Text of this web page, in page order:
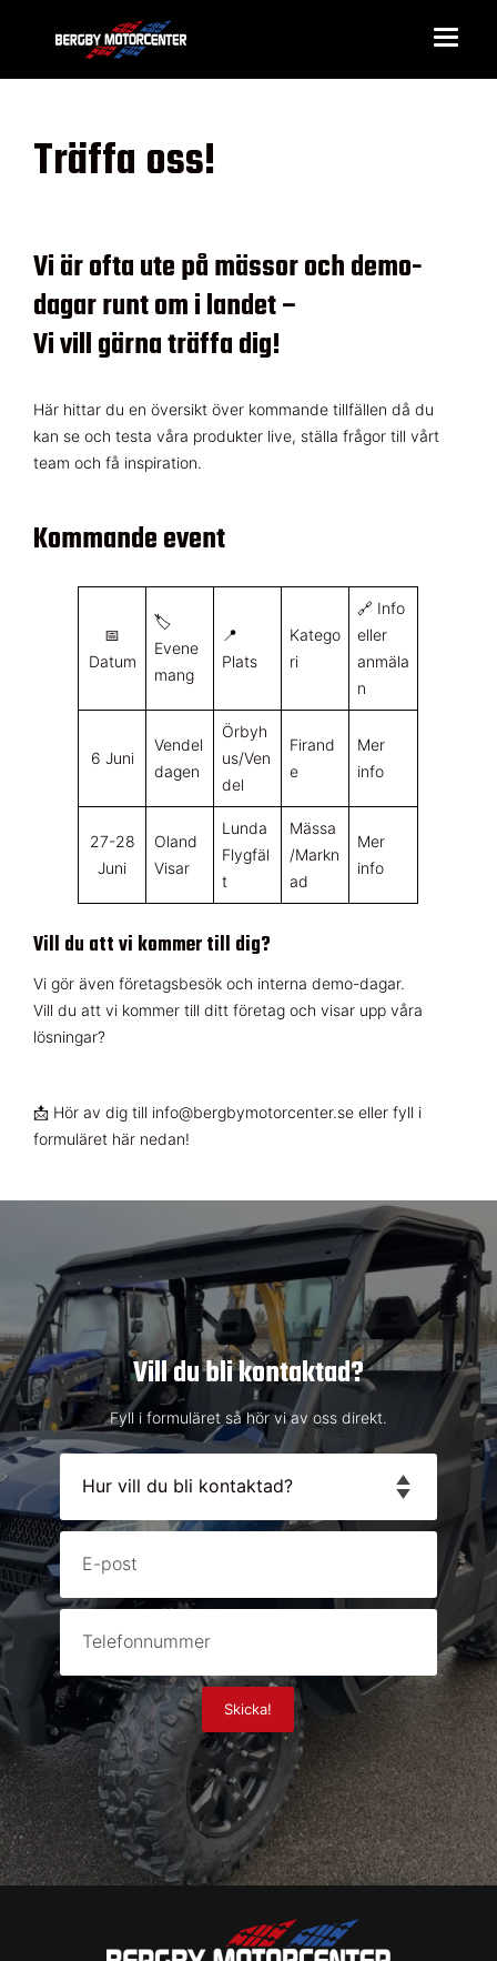
Träffa oss!
Vi är ofta ute på mässor och demo-
dagar runt om i landet –
Vi vill gärna träffa dig!
Här hittar du en översikt över kommande tillfällen då du
kan se och testa våra produkter live, ställa frågor till vårt
team och få inspiration.
Kommande event
📅
Datum
🏷️
Evene
mang
📍
Plats
Katego
ri
🔗 Info
eller
anmäla
n
6 Juni
Vendel
dagen
Örbyh
us/Ven
del
Firand
e
Mer
info
27-28
Juni
Oland
Visar
Lunda
Flygfäl
t
Mässa
/Markn
ad
Mer
info
Vill du att vi kommer till dig?
Vi gör även företagsbesök och interna demo-dagar.
Vill du att vi kommer till ditt företag och visar upp våra
lösningar?
📩 Hör av dig till info@bergbymotorcenter.se eller fyll i
formuläret här nedan!
Vill du bli kontaktad?
Fyll i formuläret så hör vi av oss direkt.